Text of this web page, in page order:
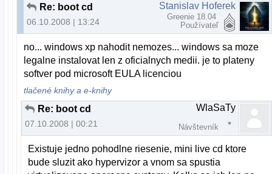
Re: boot cd
06.10.2008 | 13:24
Stanislav Hoferek
Greenie 18.04
Používateľ
no... windows xp nahodit nemozes... windows sa moze
legalne instalovat len z oficialnych medii. je to plateny
softver pod microsoft EULA licenciou
tlačené knihy a e-knihy
Re: boot cd
07.10.2008 | 00:21
WlaSaTy
Návštevník
Existuje jedno pohodlne riesenie, mini live cd ktore
bude sluzit ako hypervizor a vnom sa spustia